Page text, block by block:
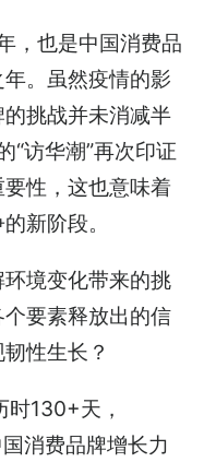
，也是中国消费品
。虽然疫情的影
挑战并未消减半
“访华潮”再次印证
性，这也意味着
新阶段。
境变化带来的挑
要素释放出的信
性生长？
时130+天，
消费品牌增长力